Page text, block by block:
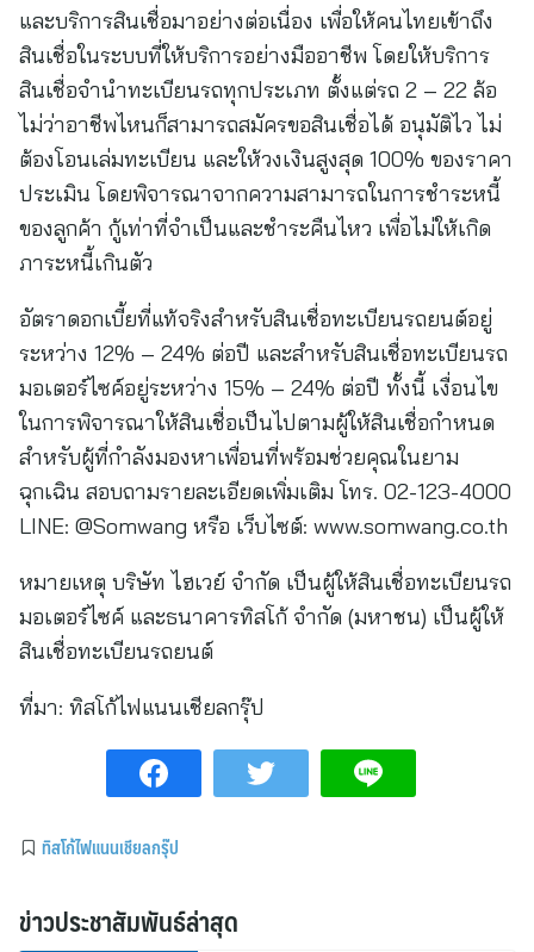
และบริการสินเชื่อมาอย่างต่อเนื่อง เพื่อให้คนไทยเข้าถึง
สินเชื่อในระบบที่ให้บริการอย่างมืออาชีพ โดยให้บริการ
สินเชื่อจำนำทะเบียนรถทุกประเภท ตั้งแต่รถ 2 – 22 ล้อ
ไม่ว่าอาชีพไหนก็สามารถสมัครขอสินเชื่อได้ อนุมัติไว ไม่
ต้องโอนเล่มทะเบียน และให้วงเงินสูงสุด 100% ของราคา
ประเมิน โดยพิจารณาจากความสามารถในการชำระหนี้
ของลูกค้า กู้เท่าที่จำเป็นและชำระคืนไหว เพื่อไม่ให้เกิด
ภาระหนี้เกินตัว
อัตราดอกเบี้ยที่แท้จริงสำหรับสินเชื่อทะเบียนรถยนต์อยู่
ระหว่าง 12% – 24% ต่อปี และสำหรับสินเชื่อทะเบียนรถ
มอเตอร์ไซค์อยู่ระหว่าง 15% – 24% ต่อปี ทั้งนี้ เงื่อนไข
ในการพิจารณาให้สินเชื่อเป็นไปตามผู้ให้สินเชื่อกำหนด
สำหรับผู้ที่กำลังมองหาเพื่อนที่พร้อมช่วยคุณในยาม
ฉุกเฉิน สอบถามรายละเอียดเพิ่มเติม โทร. 02-123-4000
LINE: @Somwang หรือ เว็บไซต์: www.somwang.co.th
หมายเหตุ บริษัท ไฮเวย์ จำกัด เป็นผู้ให้สินเชื่อทะเบียนรถ
มอเตอร์ไซค์ และธนาคารทิสโก้ จำกัด (มหาชน) เป็นผู้ให้
สินเชื่อทะเบียนรถยนต์
ที่มา: ทิสโก้ไฟแนนเชียลกรุ๊ป
ทิสโก้ไฟแนนเชียลกรุ๊ป
ข่าวประชาสัมพันธ์ล่าสุด